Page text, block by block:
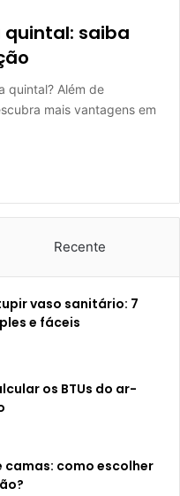
saiba
quintal? Além de
mais vantagens em
Recente
vaso sanitário: 7
e fáceis
os BTUs do ar-
camas: como escolher